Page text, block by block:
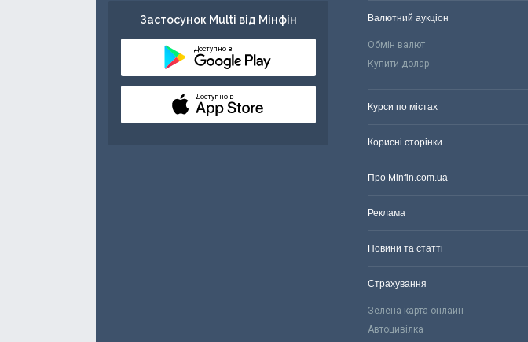
Застосунок Multi від Мінфін
Доступно в
Доступно в
Валютний аукціон
Обмін валют
Купити долар
Курси по містах
Корисні сторінки
Про Minfin.com.ua
Реклама
Новини та статті
Страхування
Зелена карта онлайн
Автоцивілка